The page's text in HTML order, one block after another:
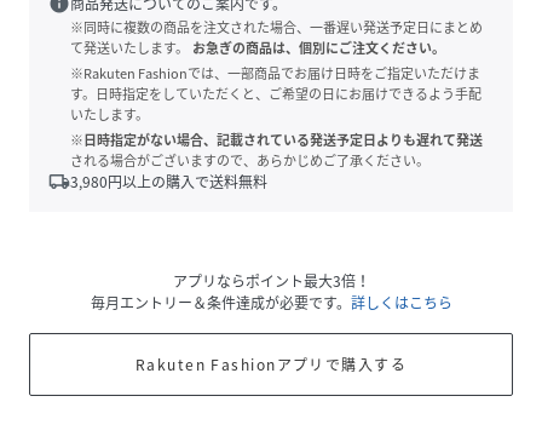
※同時に複数の商品を注文された場合、一番遅い発送予定日にまとめ
て発送いたします。
お急ぎの商品は、個別にご注文ください。
※Rakuten Fashionでは、一部商品でお届け日時をご指定いただけま
す。日時指定をしていただくと、ご希望の日にお届けできるよう手配
いたします。
※日時指定がない場合、記載されている発送予定日よりも遅れて発送
される場合がございますので、あらかじめご了承ください。
local_shipping3,980円以上の購入で送料無料
アプリならポイント最大3倍！
毎月エントリー＆条件達成が必要です。 詳しくはこちら
Rakuten Fashionアプリで購入する